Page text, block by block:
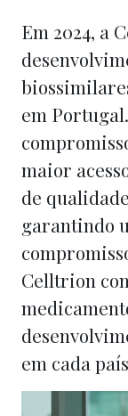
Em 2024, a
em
maior
de
garantindo
Celltrion
em cada